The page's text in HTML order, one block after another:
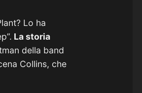
Lo ha
La storia
della band
Collins, che